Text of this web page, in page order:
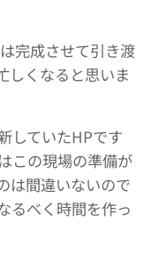
完成させて引き渡
しくなると思いま
していたHPです
この現場の準備が
は間違いないので
るべく時間を作っ